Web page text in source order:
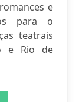
e
para o
teatrais
e Rio de